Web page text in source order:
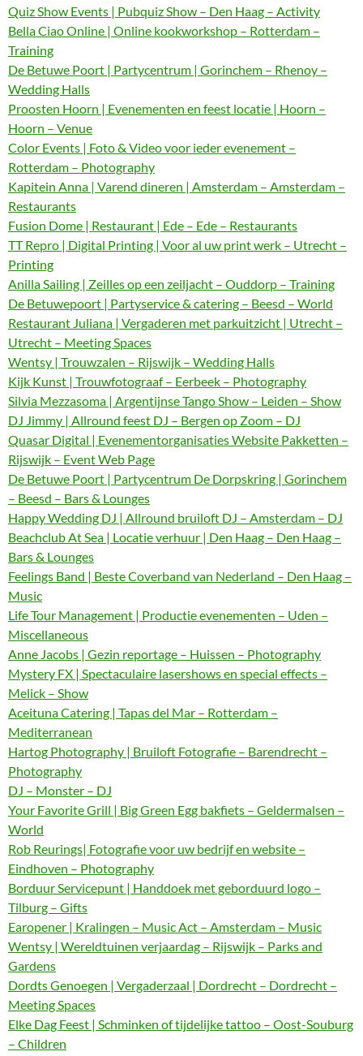
Quiz Show Events | Pubquiz Show – Den Haag – Activity
Bella Ciao Online | Online kookworkshop – Rotterdam –
Training
De Betuwe Poort | Partycentrum | Gorinchem – Rhenoy –
Wedding Halls
Proosten Hoorn | Evenementen en feest locatie | Hoorn –
Hoorn – Venue
Color Events | Foto & Video voor ieder evenement –
Rotterdam – Photography
Kapitein Anna | Varend dineren | Amsterdam – Amsterdam –
Restaurants
Fusion Dome | Restaurant | Ede – Ede – Restaurants
TT Repro | Digital Printing | Voor al uw print werk – Utrecht –
Printing
Anilla Sailing | Zeilles op een zeiljacht – Ouddorp – Training
De Betuwepoort | Partyservice & catering – Beesd – World
Restaurant Juliana | Vergaderen met parkuitzicht | Utrecht –
Utrecht – Meeting Spaces
Wentsy | Trouwzalen – Rijswijk – Wedding Halls
Kijk Kunst | Trouwfotograaf – Eerbeek – Photography
Silvia Mezzasoma | Argentijnse Tango Show – Leiden – Show
DJ Jimmy | Allround feest DJ – Bergen op Zoom – DJ
Quasar Digital | Evenementorganisaties Website Pakketten –
Rijswijk – Event Web Page
De Betuwe Poort | Partycentrum De Dorpskring | Gorinchem
– Beesd – Bars & Lounges
Happy Wedding DJ | Allround bruiloft DJ – Amsterdam – DJ
Beachclub At Sea | Locatie verhuur | Den Haag – Den Haag –
Bars & Lounges
Feelings Band | Beste Coverband van Nederland – Den Haag –
Music
Life Tour Management | Productie evenementen – Uden –
Miscellaneous
Anne Jacobs | Gezin reportage – Huissen – Photography
Mystery FX | Spectaculaire lasershows en special effects –
Melick – Show
Aceituna Catering | Tapas del Mar – Rotterdam –
Mediterranean
Hartog Photography | Bruiloft Fotografie – Barendrecht –
Photography
DJ – Monster – DJ
Your Favorite Grill | Big Green Egg bakfiets – Geldermalsen –
World
Rob Reurings| Fotografie voor uw bedrijf en website –
Eindhoven – Photography
Borduur Servicepunt | Handdoek met geborduurd logo –
Tilburg – Gifts
Earopener | Kralingen – Music Act – Amsterdam – Music
Wentsy | Wereldtuinen verjaardag – Rijswijk – Parks and
Gardens
Dordts Genoegen | Vergaderzaal | Dordrecht – Dordrecht –
Meeting Spaces
Elke Dag Feest | Schminken of tijdelijke tattoo – Oost-Souburg
– Children